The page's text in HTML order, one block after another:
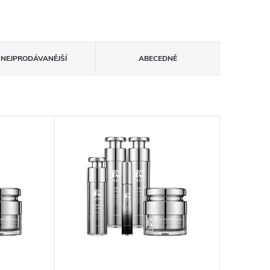
NEJPRODÁVANĚJŠÍ ABECEDNĚ